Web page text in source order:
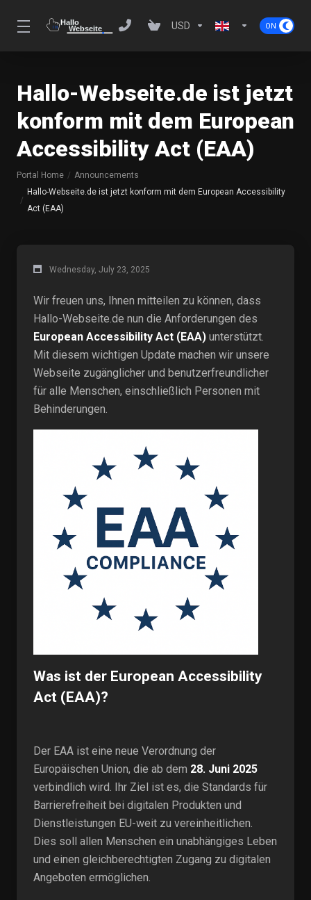
USD
Hallo-Webseite.de ist jetzt
konform mit dem European
Accessibility Act (EAA)
Portal Home
Announcements
Hallo-Webseite.de ist jetzt konform mit dem European Accessibility
Act (EAA)
Wednesday, July 23, 2025
Wir freuen uns, Ihnen mitteilen zu können, dass
Hallo-Webseite.de nun die Anforderungen des
European Accessibility Act (EAA) unterstützt.
Mit diesem wichtigen Update machen wir unsere
Webseite zugänglicher und benutzerfreundlicher
für alle Menschen, einschließlich Personen mit
Behinderungen.
Was ist der European Accessibility
Act (EAA)?
Der EAA ist eine neue Verordnung der
Europäischen Union, die ab dem 28. Juni 2025
verbindlich wird. Ihr Ziel ist es, die Standards für
Barrierefreiheit bei digitalen Produkten und
Dienstleistungen EU-weit zu vereinheitlichen.
Dies soll allen Menschen ein unabhängiges Leben
und einen gleichberechtigten Zugang zu digitalen
Angeboten ermöglichen.